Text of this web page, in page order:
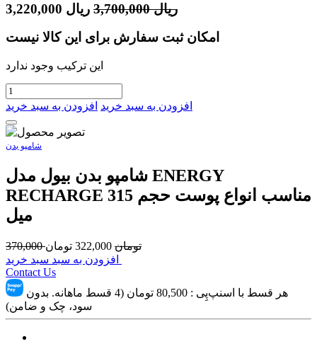
3,220,000 ریال 3,700,000 ریال
امکان ثبت سفارش برای این کالا نیست
این ترکیب وجود ندارد
افزودن به سبد خرید افزودن به سبد خرید
شامپو بدن
شامپو بدن بیول مدل ENERGY
RECHARGE مناسب انواع پوست حجم 315
میل
370,000 تومان 322,000 تومان
Contact Us
هر قسط با اسنپ‌پِی : 80,500
تومان (4 قسط ماهانه. بدون
سود، چک و ضامن)